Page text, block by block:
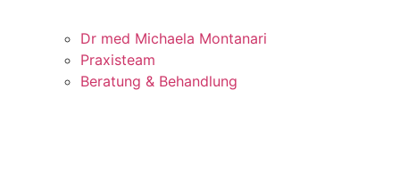
Dr med Michaela Montanari
Praxisteam
Beratung & Behandlung